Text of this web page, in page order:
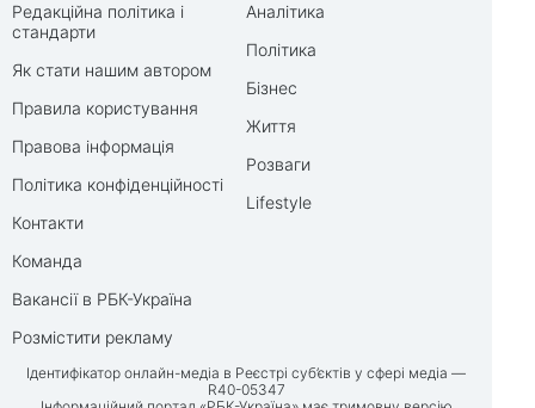
Редакційна політика і
стандарти
Як стати нашим автором
Правила користування
Правова інформація
Політика конфіденційності
Контакти
Команда
Вакансії в РБК-Україна
Розмістити рекламу
Аналітика
Політика
Бізнес
Життя
Розваги
Lifestyle
Ідентифікатор онлайн-медіа в Реєстрі суб’єктів у сфері медіа —
R40-05347